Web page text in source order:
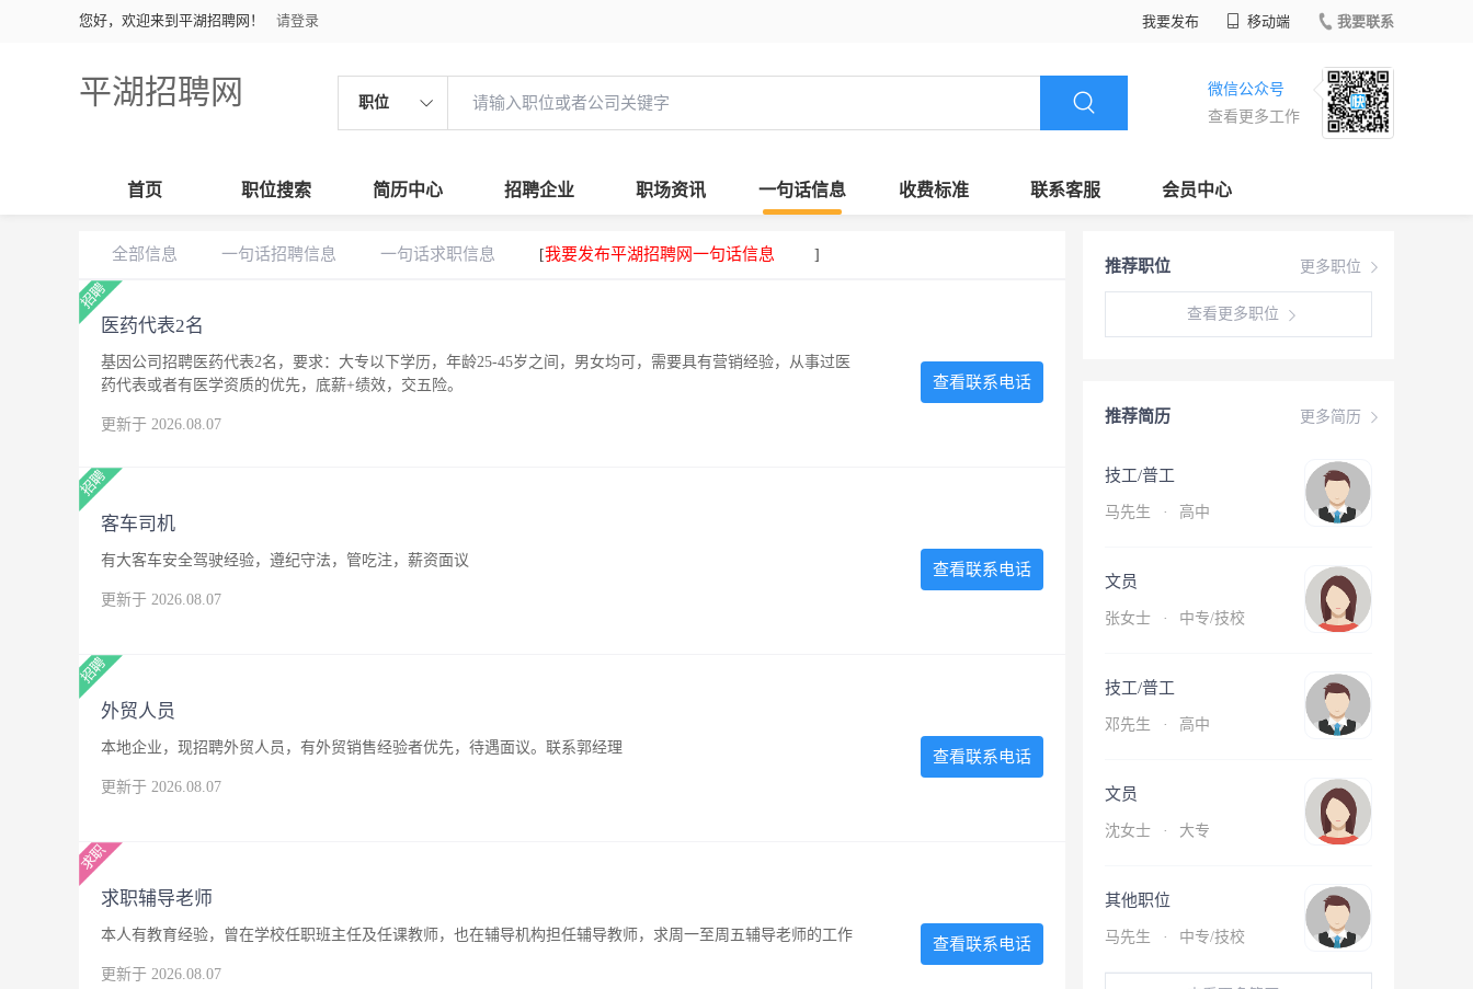
您好，欢迎来到平湖招聘网！ 请登录 我要发布 移动端 我要联系
平湖招聘网 职位
微信公众号
查看更多工作
首页 职位搜索 简历中心 招聘企业 职场资讯 一句话信息 收费标准 联系客服 会员中心
更多职位
推荐职位
查看更多职位
更多简历
推荐简历
技工/普工
马先生 · 高中
文员
张女士 · 中专/技校
技工/普工
邓先生 · 高中
文员
沈女士 · 大专
其他职位
马先生 · 中专/技校
全部信息 一句话招聘信息 一句话求职信息 [我要发布平湖招聘网一句话信息 ]
医药代表2名
基因公司招聘医药代表2名，要求：大专以下学历，年龄25-45岁之间，男女均可，需要具有营销经验，从事过医
药代表或者有医学资质的优先，底薪+绩效，交五险。
更新于 2026.08.07
查看联系电话
客车司机
有大客车安全驾驶经验，遵纪守法，管吃注，薪资面议
更新于 2026.08.07
查看联系电话
外贸人员
本地企业，现招聘外贸人员，有外贸销售经验者优先，待遇面议。联系郭经理
更新于 2026.08.07
查看联系电话
求职辅导老师
本人有教育经验，曾在学校任职班主任及任课教师，也在辅导机构担任辅导教师，求周一至周五辅导老师的工作
更新于 2026.08.07
查看联系电话